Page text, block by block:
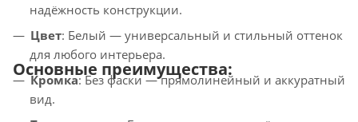
надёжность конструкции.
Цвет: Белый — универсальный и стильный оттенок
для любого интерьера.
Кромка: Без фаски — прямолинейный и аккуратный
вид.
Основные преимущества: